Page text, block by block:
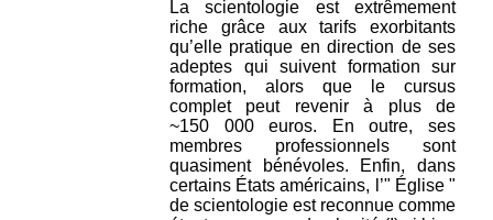
La scientologie est extrêmement
riche grâce aux tarifs exorbitants
qu’elle pratique en direction de ses
adeptes qui suivent formation sur
formation, alors que le cursus
complet peut revenir à plus de
~150 000 euros. En outre, ses
membres professionnels sont
quasiment bénévoles. Enfin, dans
certains États américains, l’" Église "
de scientologie est reconnue comme